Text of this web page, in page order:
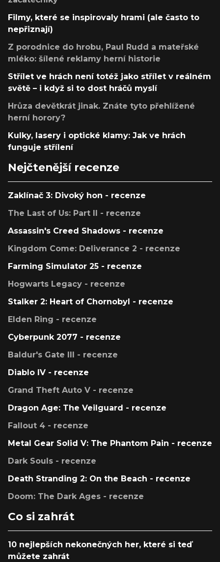
Filmy, které se inspirovaly hrami (ale často to
nepřiznají)
Z porodnice do hrobu, Paul Rudd a mateřské
mléko: šílené reklamy herní historie
Střílet ve hrách není totéž jako střílet v reálném
světě – i když si to dost hráčů myslí
Hrůza devětkrát jinak. Znáte tyto přehlížené
herní horory?
Kulky, lasery i optické klamy: Jak ve hrách
funguje střílení
Nejčtenější recenze
Zaklínač 3: Divoký hon - recenze
The Last of Us: Part II - recenze
Assassin's Creed Shadows - recenze
Kingdom Come: Deliverance 2 - recenze
Farming Simulator 25 - recenze
Hogwarts Legacy - recenze
Stalker 2: Heart of Chornobyl - recenze
Elden Ring - recenze
Cyberpunk 2077 - recenze
Baldur's Gate III - recenze
Diablo IV - recenze
Grand Theft Auto V - recenze
Dragon Age: The Veilguard - recenze
Fallout 4 - recenze
Metal Gear Solid V: The Phantom Pain - recenze
Dark Souls - recenze
Death Stranding 2: On the Beach - recenze
Doom: The Dark Ages - recenze
Co si zahrát
10 nejlepších nekonečných her, které si teď
můžete zahrát